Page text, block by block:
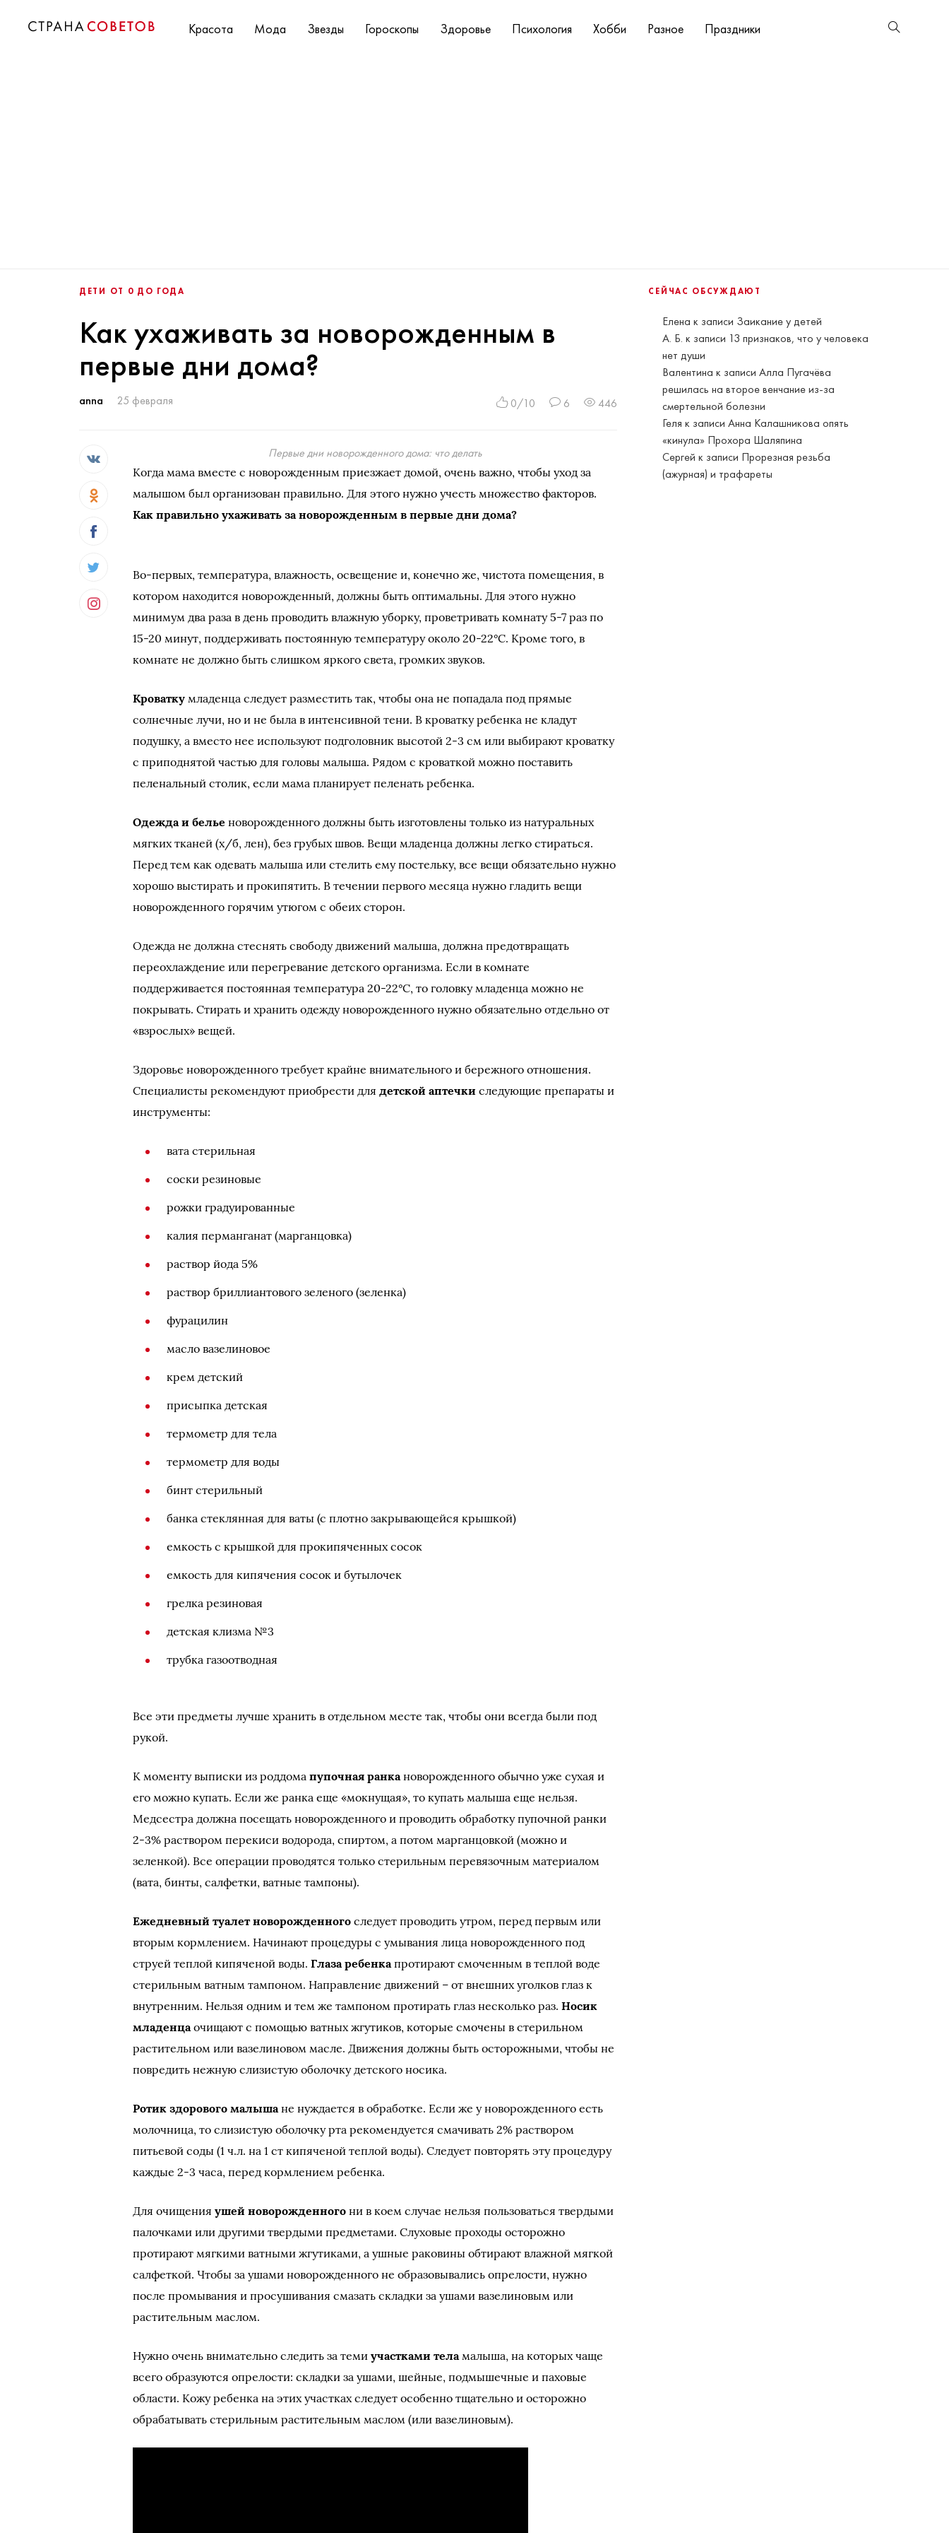
Красота Мода Звезды Гороскопы Здоровье Психология Хобби Разное Праздники
СЕЙЧАС ОБСУЖДАЮТ
Елена к записи Заикание у детей
А. Б. к записи 13 признаков, что у человека
нет души
Валентина к записиАлла Пугачёва
решилась на второе венчание из-за
смертельной болезни
Геля к записиАнна Калашникова опять
«кинула» Прохора Шаляпина
Сергей к записи Прорезная резьба
(ажурная) и трафареты
ДЕТИ ОТ 0 ДО ГОДА
Как ухаживать за новорожденным в
первые дни дома?
anna 25 февраля 0/10 6 446
Первые дни новорожденного дома: что делать
Когда мама вместе с новорожденным приезжает домой, очень важно, чтобы уход за
малышом был организован правильно. Для этого нужно учесть множество факторов.
Как правильно ухаживать за новорожденным в первые дни дома?
Во-первых, температура, влажность, освещение и, конечно же, чистота помещения, в
котором находится новорожденный, должны быть оптимальны. Для этого нужно
минимум два раза в день проводить влажную уборку, проветривать комнату 5-7 раз по
15-20 минут, поддерживать постоянную температуру около 20-22°С. Кроме того, в
комнате не должно быть слишком яркого света, громких звуков.
Кроватку младенца следует разместить так, чтобы она не попадала под прямые
солнечные лучи, но и не была в интенсивной тени. В кроватку ребенка не кладут
подушку, а вместо нее используют подголовник высотой 2-3 см или выбирают кроватку
с приподнятой частью для головы малыша. Рядом с кроваткой можно поставить
пеленальный столик, если мама планирует пеленать ребенка.
Одежда и белье новорожденного должны быть изготовлены только из натуральных
мягких тканей (х/б, лен), без грубых швов. Вещи младенца должны легко стираться.
Перед тем как одевать малыша или стелить ему постельку, все вещи обязательно нужно
хорошо выстирать и прокипятить. В течении первого месяца нужно гладить вещи
новорожденного горячим утюгом с обеих сторон.
Одежда не должна стеснять свободу движений малыша, должна предотвращать
переохлаждение или перегревание детского организма. Если в комнате
поддерживается постоянная температура 20-22°С, то головку младенца можно не
покрывать. Стирать и хранить одежду новорожденного нужно обязательно отдельно от
«взрослых» вещей.
Здоровье новорожденного требует крайне внимательного и бережного отношения.
Специалисты рекомендуют приобрести длядетской аптечки следующие препараты и
инструменты:
вата стерильная
соски резиновые
рожки градуированные
калия перманганат (марганцовка)
раствор йода 5%
раствор бриллиантового зеленого (зеленка)
фурацилин
масло вазелиновое
крем детский
присыпка детская
термометр для тела
термометр для воды
бинт стерильный
банка стеклянная для ваты (с плотно закрывающейся крышкой)
емкость с крышкой для прокипяченных сосок
емкость для кипячения сосок и бутылочек
грелка резиновая
детская клизма №3
трубка газоотводная
Все эти предметы лучше хранить в отдельном месте так, чтобы они всегда были под
рукой.
К моменту выписки из роддомапупочная ранкановорожденного обычно уже сухая и
его можно купать. Если же ранка еще «мокнущая», то купать малыша еще нельзя.
Медсестра должна посещать новорожденного и проводить обработку пупочной ранки
2-3% раствором перекиси водорода, спиртом, а потом марганцовкой (можно и
зеленкой). Все операции проводятся только стерильным перевязочным материалом
(вата, бинты, салфетки, ватные тампоны).
Ежедневный туалет новорожденного следует проводить утром, перед первым или
вторым кормлением. Начинают процедуры с умывания лица новорожденного под
струей теплой кипяченой воды.Глаза ребенкапротирают смоченным в теплой воде
стерильным ватным тампоном. Направление движений – от внешних уголков глаз к
внутренним. Нельзя одним и тем же тампоном протирать глаз несколько раз.Носик
младенцаочищают с помощью ватных жгутиков, которые смочены в стерильном
растительном или вазелиновом масле. Движения должны быть осторожными, чтобы не
повредить нежную слизистую оболочку детского носика.
Ротик здорового малышане нуждается в обработке. Если же у новорожденного есть
молочница, то слизистую оболочку рта рекомендуется смачивать 2% раствором
питьевой соды (1 ч.л. на 1 ст кипяченой теплой воды). Следует повторять эту процедуру
каждые 2-3 часа, перед кормлением ребенка.
Для очищенияушей новорожденного ни в коем случае нельзя пользоваться твердыми
палочками или другими твердыми предметами. Слуховые проходы осторожно
протирают мягкими ватными жгутиками, а ушные раковины обтирают влажной мягкой
салфеткой. Чтобы за ушами новорожденного не образовывались опрелости, нужно
после промывания и просушивания смазать складки за ушами вазелиновым или
растительным маслом.
Нужно очень внимательно следить за темиучастками теламалыша, на которых чаще
всего образуются опрелости: складки за ушами, шейные, подмышечные и паховые
области. Кожу ребенка на этих участках следует особенно тщательно и осторожно
обрабатывать стерильным растительным маслом (или вазелиновым).